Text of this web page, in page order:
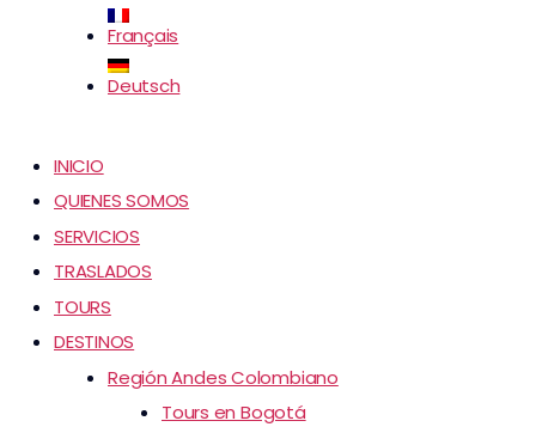
Français
Deutsch
INICIO
QUIENES SOMOS
SERVICIOS
TRASLADOS
TOURS
DESTINOS
Región Andes Colombiano
Tours en Bogotá